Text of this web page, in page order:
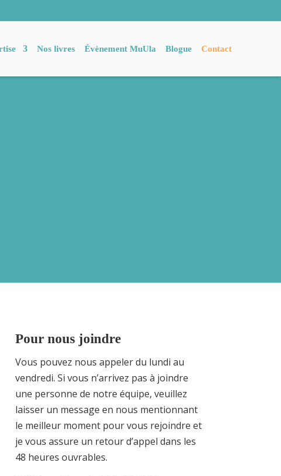
Nos livres Évènement MuUla Blogue Contact
Pour nous joindre
Vous pouvez nous appeler du lundi au
vendredi. Si vous n’arrivez pas à joindre
une personne de notre équipe, veuillez
laisser un message en nous mentionnant
le meilleur moment pour vous rejoindre et
je vous assure un retour d’appel dans les
48 heures ouvrables.